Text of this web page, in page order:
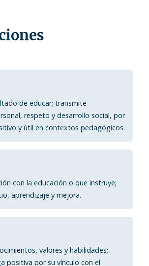
de educar; transmite
respeto y desarrollo social, por
y útil en contextos pedagógicos.
con la educación o que instruye;
aprendizaje y mejora.
valores y habilidades;
positiva por su vínculo con el